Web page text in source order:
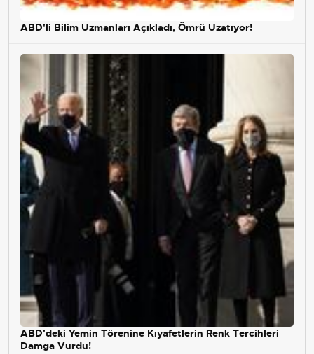
ABD'li Bilim Uzmanları Açıkladı, Ömrü Uzatıyor!
ABD'deki Yemin Törenine Kıyafetlerin Renk Tercihleri
Damga Vurdu!